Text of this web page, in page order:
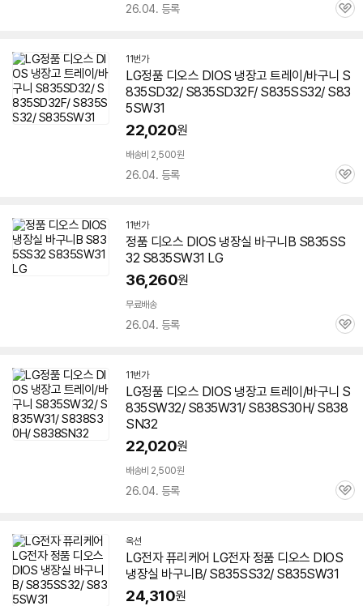
26.04. 등록
관
11번가
LG정품 디오스 DIOS 냉장고 트레이/바구니 S
835SD32/ S835SD32F/ S835SS32/ S83
5SW31
22,020원
배송비 2,500원
26.04. 등록
관
11번가
정품 디오스 DIOS 냉장실 바구니B S835SS
32 S835SW31 LG
36,260원
무료배송
26.04. 등록
관
11번가
LG정품 디오스 DIOS 냉장고 트레이/바구니 S
835SW32/ S835W31/ S838S30H/ S838
SN32
22,020원
배송비 2,500원
26.04. 등록
관
옥션
LG전자 퓨리케어 LG전자 정품 디오스 DIOS
냉장실 바구니B/ S835SS32/ S835SW31
24,310원